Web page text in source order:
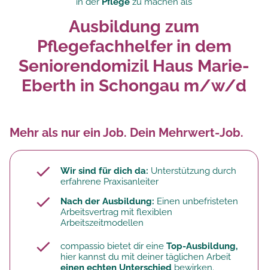
Ausbildung zum
Pflegefachhelfer in dem
Seniorendomizil Haus Marie-
Eberth in Schongau m/w/d
Mehr als nur ein Job. Dein Mehrwert-Job.
Wir sind für dich da: Unterstützung durch
erfahrene Praxisanleiter
Nach der Ausbildung: Einen unbefristeten
Arbeitsvertrag mit flexiblen
Arbeitszeitmodellen
compassio bietet dir eine Top-Ausbildung,
hier kannst du mit deiner täglichen Arbeit
einen echten Unterschied bewirken.